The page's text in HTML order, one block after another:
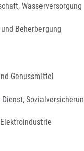
Wasserversorgung
Beherbergung
Genussmittel